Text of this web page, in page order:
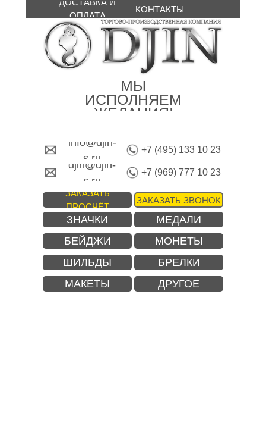
МЫ
ИСПОЛНЯЕМ
ЖЕЛАНИЯ!
ЗАКАЗАТЬ
ПРОСЧЁТ
+7 (969) 777 10 23
+7 (495) 133 10 23
ЗАКАЗАТЬ ЗВОНОК
ДОСТАВКА И
ОПЛАТА
КОНТАКТЫ
ЗНАЧКИ МЕДАЛИ
ШИЛЬДЫ БРЕЛКИ
БЕЙДЖИ МОНЕТЫ
info@djin-
s.ru
djin@djin-
s.ru
МАКЕТЫ ДРУГОЕ